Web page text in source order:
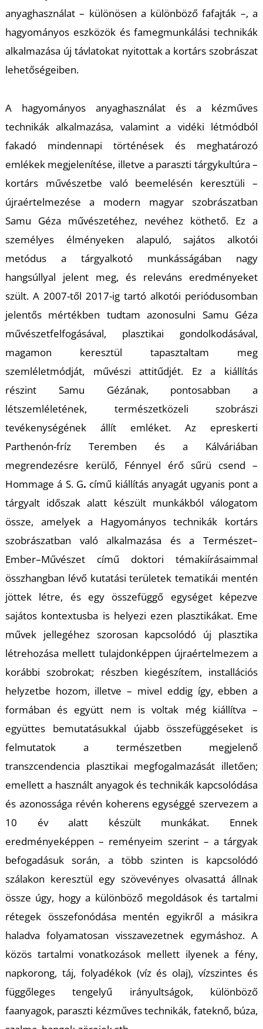
anyaghasználat – különösen a különböző fafajták –, a
hagyományos eszközök és famegmunkálási technikák
alkalmazása új távlatokat nyitottak a kortárs szobrászat
lehetőségeiben.
A hagyományos anyaghasználat és a kézműves
technikák alkalmazása, valamint a vidéki létmódból
fakadó mindennapi történések és meghatározó
emlékek megjelenítése, illetve a paraszti tárgykultúra –
kortárs művészetbe való beemelésén keresztüli –
újraértelmezése a modern magyar szobrászatban
Samu Géza művészetéhez, nevéhez köthető. Ez a
személyes élményeken alapuló, sajátos alkotói
metódus a tárgyalkotó munkásságában nagy
hangsúllyal jelent meg, és releváns eredményeket
szült. A 2007-től 2017-ig tartó alkotói periódusomban
jelentős mértékben tudtam azonosulni Samu Géza
művészetfelfogásával, plasztikai gondolkodásával,
magamon keresztül tapasztaltam meg
szemléletmódját, művészi attitűdjét. Ez a kiállítás
részint Samu Gézának, pontosabban a
létszemléletének, természetközeli szobrászi
tevékenységének állít emléket. Az epreskerti
Parthenón-fríz Teremben és a Kálváriában
megrendezésre kerülő, Fénnyel érő sűrü csend –
Hommage á S. G. című kiállítás anyagát ugyanis pont a
tárgyalt időszak alatt készült munkákból válogatom
össze, amelyek a Hagyományos technikák kortárs
szobrászatban való alkalmazása és a Természet–
Ember–Művészet című doktori témakiírásaimmal
összhangban lévő kutatási területek tematikái mentén
jöttek létre, és egy összefüggő egységet képezve
sajátos kontextusba is helyezi ezen plasztikákat. Eme
művek jellegéhez szorosan kapcsolódó új plasztika
létrehozása mellett tulajdonképpen újraértelmezem a
korábbi szobrokat; részben kiegészítem, installációs
helyzetbe hozom, illetve – mivel eddig így, ebben a
formában és együtt nem is voltak még kiállítva –
együttes bemutatásukkal újabb összefüggéseket is
felmutatok a természetben megjelenő
transzcendencia plasztikai megfogalmazását illetően;
emellett a használt anyagok és technikák kapcsolódása
és azonossága révén koherens egységgé szervezem a
10 év alatt készült munkákat. Ennek
eredményeképpen – reményeim szerint – a tárgyak
befogadásuk során, a több szinten is kapcsolódó
szálakon keresztül egy szövevényes olvasattá állnak
össze úgy, hogy a különböző megoldások és tartalmi
rétegek összefonódása mentén egyikről a másikra
haladva folyamatosan visszavezetnek egymáshoz. A
közös tartalmi vonatkozások mellett ilyenek a fény,
napkorong, táj, folyadékok (víz és olaj), vízszintes és
függőleges tengelyű irányultságok, különböző
faanyagok, paraszti kézműves technikák, fateknő, búza,